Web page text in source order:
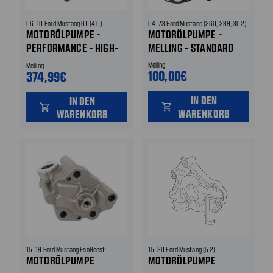
06-10 Ford Mustang GT (4.6)
MOTORÖLPUMPE -
PERFORMANCE - HIGH-
VOLUME & HIGH-
PRESSURE
Melling
374,99€
shopping_cart
IN DEN
WARENKORB
64-73 Ford Mustang (260, 289, 302)
MOTORÖLPUMPE -
MELLING - STANDARD
Melling
100,00€
shopping_cart
IN DEN
WARENKORB
15-19 Ford Mustang EcoBoost
MOTORÖLPUMPE
15-20 Ford Mustang (5.2)
MOTORÖLPUMPE